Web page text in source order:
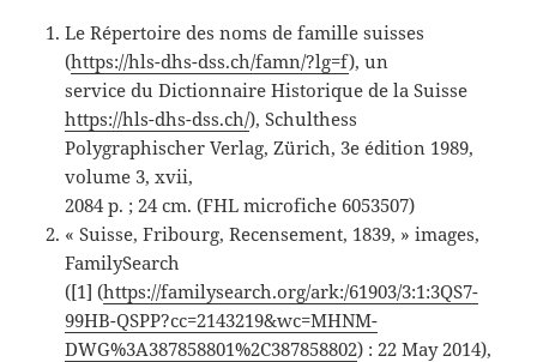
Le Répertoire des noms de famille suisses
(https://hls-dhs-dss.ch/famn/?lg=f), un
service du Dictionnaire Historique de la Suisse
https://hls-dhs-dss.ch/), Schulthess
Polygraphischer Verlag, Zürich, 3e édition 1989,
volume 3, xvii,
2084 p. ; 24 cm. (FHL microfiche 6053507)
« Suisse, Fribourg, Recensement, 1839, » images,
FamilySearch
([1] (https://familysearch.org/ark:/61903/3:1:3QS7-
99HB-QSPP?cc=2143219&wc=MHNM-
DWG%3A387858801%2C387858802) : 22 May 2014),